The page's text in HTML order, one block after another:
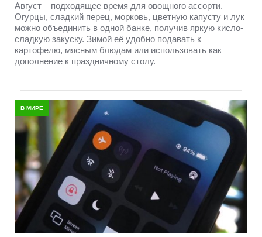
Август – подходящее время для овощного ассорти.
Огурцы, сладкий перец, морковь, цветную капусту и лук
можно объединить в одной банке, получив яркую кисло-
сладкую закуску. Зимой её удобно подавать к
картофелю, мясным блюдам или использовать как
дополнение к праздничному столу.
В МИРЕ